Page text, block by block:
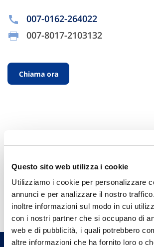
Questo sito web utilizza i cookie
Utilizziamo i cookie per personalizzare
annunci e per analizzare il nostro
inoltre informazioni sul modo in cui
con i nostri partner che si occupano di
web e di pubblicità, i quali potrebbero
altre informazioni che ha fornito loro o
007-0162-264022
007-8017-2103132
Chiama ora
Hai bisogno di
informazioni?
Trova l'Agenzia più vicina a te
un nostro Agente.